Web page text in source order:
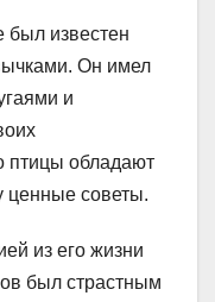
был известен
Он имел
и
птицы обладают
ценные советы.
из его жизни
был страстным